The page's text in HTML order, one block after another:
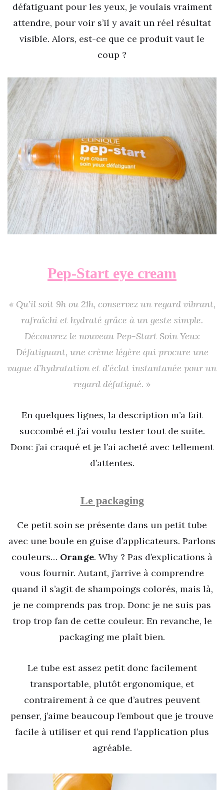
défatiguant pour les yeux, je voulais vraiment
attendre, pour voir s’il y avait un réel résultat
visible. Alors, est-ce que ce produit vaut le
coup ?
Pep-Start eye cream
« Qu’il soit 9h ou 21h, conservez un regard vibrant,
rafraîchi et hydraté grâce à un geste simple.
Découvrez le nouveau Pep-Start Soin Yeux
Défatiguant, une crème légère qui procure une
vague d’hydratation et d’éclat instantanée pour un
regard défatigué. »
En quelques lignes, la description m’a fait
succombé et j’ai voulu tester tout de suite.
Donc j’ai craqué et je l’ai acheté avec tellement
d’attentes.
Le packaging
Ce petit soin se présente dans un petit tube
avec une boule en guise d’applicateurs. Parlons
couleurs… Orange. Why ? Pas d’explications à
vous fournir. Autant, j’arrive à comprendre
quand il s’agit de shampoings colorés, mais là,
je ne comprends pas trop. Donc je ne suis pas
trop trop fan de cette couleur. En revanche, le
packaging me plaît bien.
Le tube est assez petit donc facilement
transportable, plutôt ergonomique, et
contrairement à ce que d’autres peuvent
penser, j’aime beaucoup l’embout que je trouve
facile à utiliser et qui rend l’application plus
agréable.